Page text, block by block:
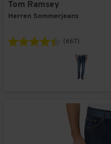
Tom Ramsey
Herren Sommerjeans
(667)